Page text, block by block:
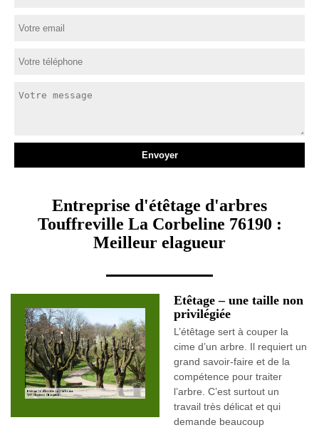
Entreprise d'étêtage d'arbres
Touffreville La Corbeline 76190 :
Meilleur elagueur
Etêtage – une taille non
privilégiée
L’étêtage sert à couper la
cime d’un arbre. Il requiert un
grand savoir-faire et de la
compétence pour traiter
l’arbre. C’est surtout un
travail très délicat et qui
demande beaucoup